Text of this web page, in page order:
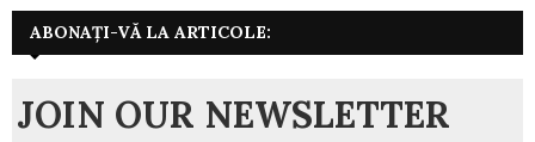
ABONAȚI-VĂ LA ARTICOLE:
JOIN OUR NEWSLETTER